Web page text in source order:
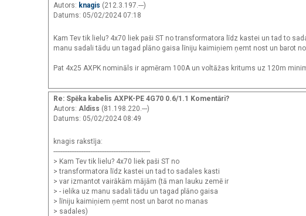
Autors: knagis (212.3.197.---)
Datums: 05/02/2024 07:18
Kam Tev tik lielu? 4x70 liek paši ST no transformatora līdz kastei un tad to
manu sadali tādu un tagad plāno gaisa līniju kaimiņiem ņemt nost un barot
Pat 4x25 AXPK nomināls ir apmēram 100A un voltāžas kritums uz 120m
Re: Spēka kabelis AXPK-PE 4G70 0.6/1.1 Komentāri?
Autors: Aldiss (81.198.220.---)
Datums: 05/02/2024 08:49
knagis rakstīja:
-------------------------------------------------------
> Kam Tev tik lielu? 4x70 liek paši ST no
> transformatora līdz kastei un tad to sadales kasti
> var izmantot vairākām mājām (tā man lauku zemē ir
> - ielika uz manu sadali tādu un tagad plāno gaisa
> līniju kaimiņiem ņemt nost un barot no manas
> sadales)